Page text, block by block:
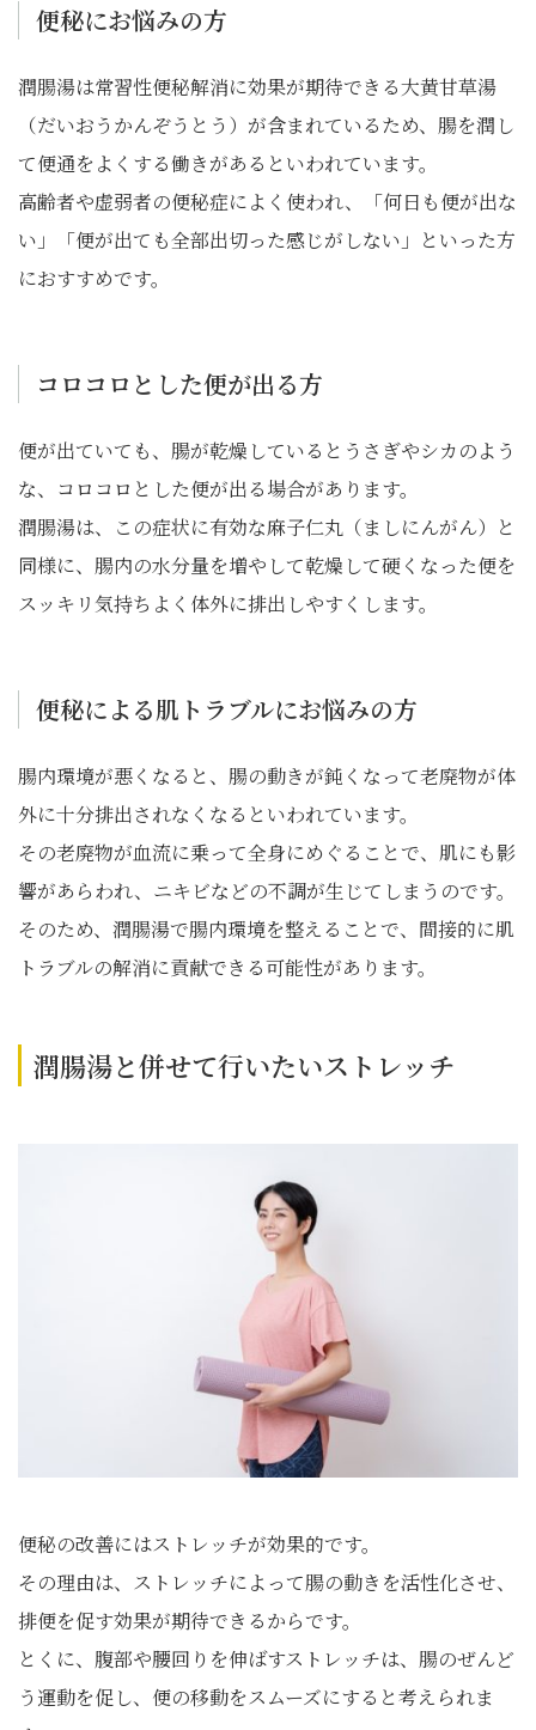
便秘にお悩みの方
潤腸湯は常習性便秘解消に効果が期待できる大黄甘草湯
（だいおうかんぞうとう）が含まれているため、腸を潤し
て便通をよくする働きがあるといわれています。
高齢者や虚弱者の便秘症によく使われ、「何日も便が出な
い」「便が出ても全部出切った感じがしない」といった方
におすすめです。
コロコロとした便が出る方
便が出ていても、腸が乾燥しているとうさぎやシカのよう
な、コロコロとした便が出る場合があります。
潤腸湯は、この症状に有効な麻子仁丸（ましにんがん）と
同様に、腸内の水分量を増やして乾燥して硬くなった便を
スッキリ気持ちよく体外に排出しやすくします。
便秘による肌トラブルにお悩みの方
腸内環境が悪くなると、腸の動きが鈍くなって老廃物が体
外に十分排出されなくなるといわれています。
その老廃物が血流に乗って全身にめぐることで、肌にも影
響があらわれ、ニキビなどの不調が生じてしまうのです。
そのため、潤腸湯で腸内環境を整えることで、間接的に肌
トラブルの解消に貢献できる可能性があります。
潤腸湯と併せて行いたいストレッチ
便秘の改善にはストレッチが効果的です。
その理由は、ストレッチによって腸の動きを活性化させ、
排便を促す効果が期待できるからです。
とくに、腹部や腰回りを伸ばすストレッチは、腸のぜんど
う運動を促し、便の移動をスムーズにすると考えられま